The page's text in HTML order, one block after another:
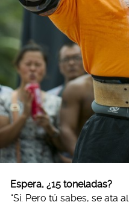
Espera, ¿15 toneladas?
“Sí. Pero tú sabes, se ata